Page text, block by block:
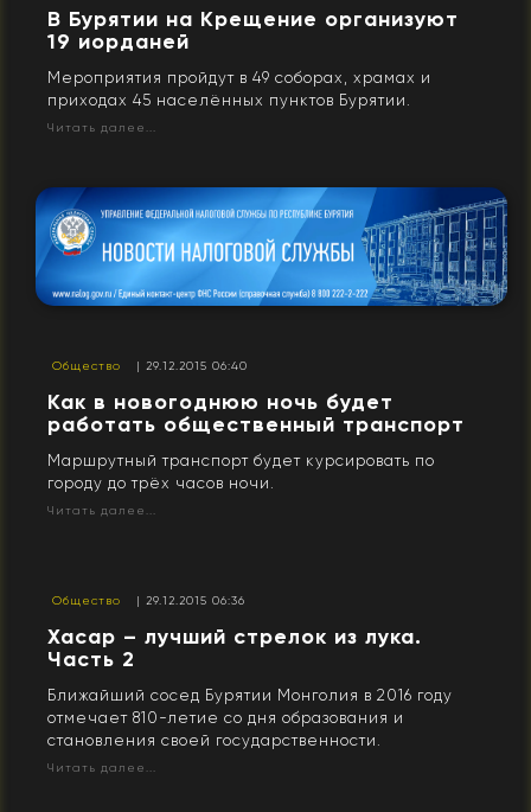
В Бурятии на Крещение организуют
19 иорданей
Мероприятия пройдут в 49 соборах, храмах и
приходах 45 населённых пунктов Бурятии.
Читать далее...
Общество | 29.12.2015 06:40
Как в новогоднюю ночь будет
работать общественный транспорт
Маршрутный транспорт будет курсировать по
городу до трёх часов ночи.
Читать далее...
Общество | 29.12.2015 06:36
Хасар – лучший стрелок из лука.
Часть 2
Ближайший сосед Бурятии Монголия в 2016 году
отмечает 810-летие со дня образования и
становления своей государственности.
Читать далее...